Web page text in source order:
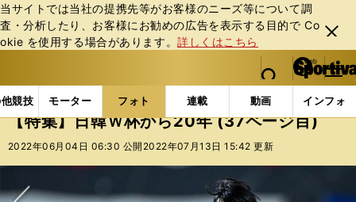
当サイトでは当社の提携先等がお客様のニーズ等について調
査・分析したり、お客様にお勧めの広告を表⽰する⽬的で Co
okie を使⽤する場合があります。詳しくはこちら
閉じ
る
web Sportiva (webスポルティーバ)
検索
マイペ
ー
ジ
メニュ
競技 モーター フォト 連載 動画 インフォ
b
ス
ポ
ル
ー
フォトギャラリー コラムフォト 【特集】日韓Ｗ杯
【特集】日韓Ｗ杯から20年 (37ページ目)
2022年06月04日 06:30 公開 2022年07月13日 15:42 更新